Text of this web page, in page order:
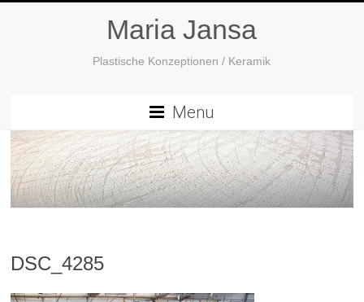
Maria Jansa
Plastische Konzeptionen / Keramik
Menu
DSC_4285